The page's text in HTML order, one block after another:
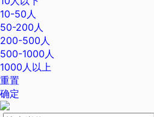
10-50人
50-200人
200-500人
500-1000人
1000人以上
重置
确定